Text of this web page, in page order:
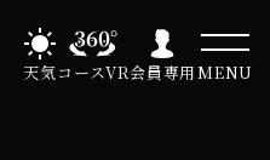
天気コースVR会員専用MENU